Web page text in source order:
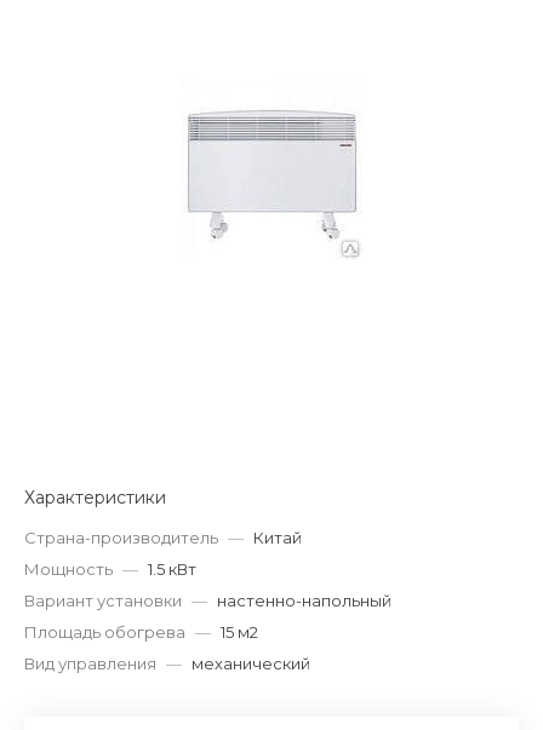
Характеристики
Страна-производитель — Китай
Мощность — 1.5 кВт
Вариант установки — настенно-напольный
Площадь обогрева — 15 м2
Вид управления — механический